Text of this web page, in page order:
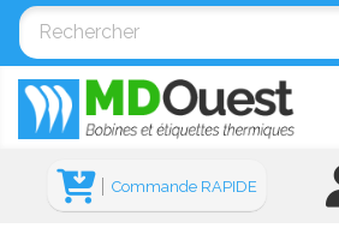
Commande RAPIDE